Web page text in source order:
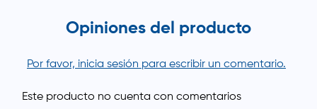
Opiniones del producto
Por favor, inicia sesión para escribir un comentario.